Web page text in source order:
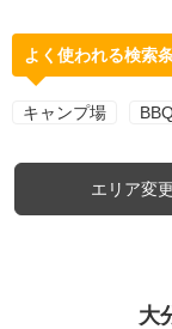
よく使われる検索
キャンプ場
エリア変更
大